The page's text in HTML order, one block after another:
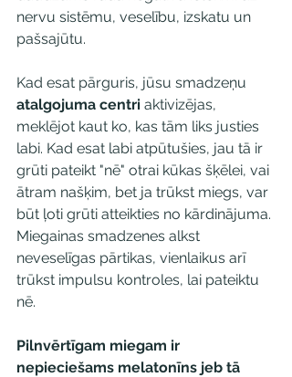
nervu sistēmu, veselību, izskatu un
pašsajūtu.
Kad esat pārguris, jūsu smadzeņu
atalgojuma centri aktivizējas,
meklējot kaut ko, kas tām liks justies
labi. Kad esat labi atpūtušies, jau tā ir
grūti pateikt "nē" otrai kūkas šķēlei, vai
ātram našķim, bet ja trūkst miegs, var
būt ļoti grūti atteikties no kārdinājuma.
Miegainas smadzenes alkst
neveselīgas pārtikas, vienlaikus arī
trūkst impulsu kontroles, lai pateiktu
nē.
Pilnvērtīgam miegam ir
nepieciešams melatonīns jeb tā